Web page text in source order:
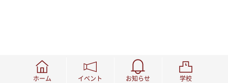
ホーム イベント お知らせ 学校